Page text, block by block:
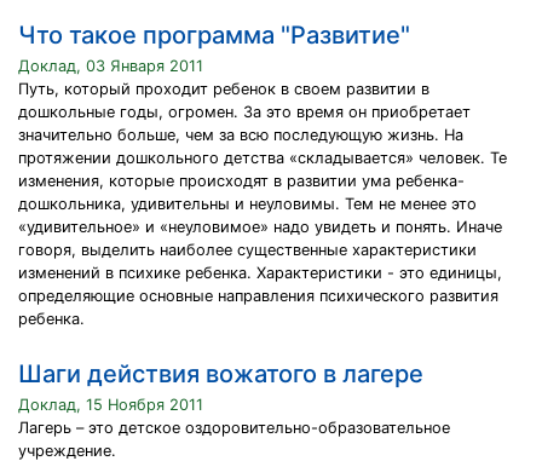
Что такое программа "Развитие"
Доклад, 03 Января 2011
Путь, который проходит ребенок в своем развитии в
дошкольные годы, огромен. За это время он приобретает
значительно больше, чем за всю последующую жизнь. На
протяжении дошкольного детства «складывается» человек. Те
изменения, которые происходят в развитии ума ребенка-
дошкольника, удивительны и неуловимы. Тем не менее это
«удивительное» и «неуловимое» надо увидеть и понять. Иначе
говоря, выделить наиболее существенные характеристики
изменений в психике ребенка. Характеристики - это единицы,
определяющие основные направления психического развития
ребенка.
Шаги действия вожатого в лагере
Доклад, 15 Ноября 2011
Лагерь – это детское оздоровительно-образовательное
учреждение.